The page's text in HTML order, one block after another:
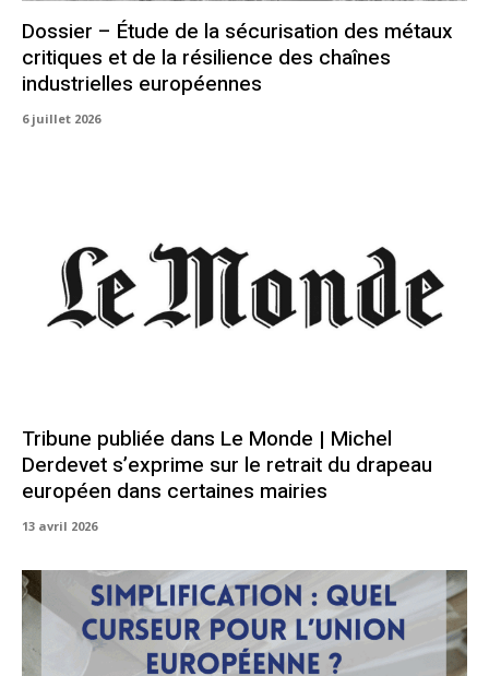
Dossier – Étude de la sécurisation des métaux
critiques et de la résilience des chaînes
industrielles européennes
6 juillet 2026
Tribune publiée dans Le Monde | Michel
Derdevet s’exprime sur le retrait du drapeau
européen dans certaines mairies
13 avril 2026